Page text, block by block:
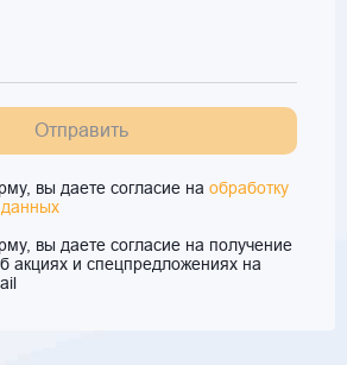
Отправить
вы даете согласие на обработку
вы даете согласие на получение
акциях и спецпредложениях на